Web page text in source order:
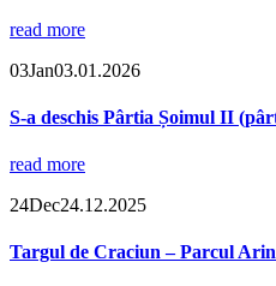
read more
03Jan03.01.2026
S-a deschis Pârtia Șoimul II
read more
24Dec24.12.2025
Targul de Craciun – Parcul